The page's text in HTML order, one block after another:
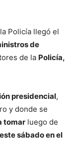
Policía llegó el
de
de la Policía,
presidencial,
y donde se
tomar luego de
sábado en el